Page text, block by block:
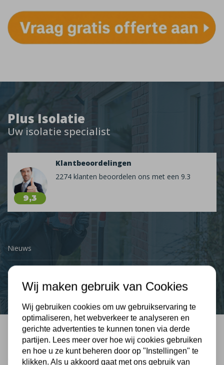
Plus Isolatie
Uw isolatie specialist
9,3
Klantbeoordelingen
2274 klanten beoordelen ons met een 9.3
Nieuws
Contact
Bel mij terug
Gratis, vrijblijvend advies
Wij maken gebruik van Cookies
Wij gebruiken cookies om uw gebruikservaring te
optimaliseren, het webverkeer te analyseren en
gerichte advertenties te kunnen tonen via derde
partijen. Lees meer over hoe wij cookies gebruiken
en hoe u ze kunt beheren door op "Instellingen" te
klikken. Als u akkoord gaat met ons gebruik van